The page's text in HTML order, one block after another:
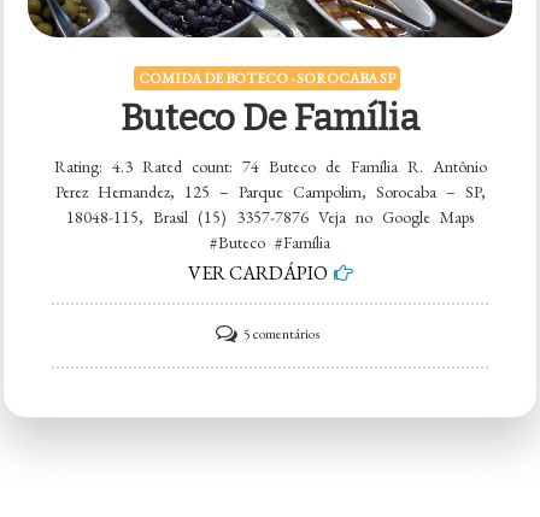
COMIDA DE BOTECO - SOROCABA SP
Buteco De Família
Rating: 4.3 Rated count: 74 Buteco de Família R. Antônio
Perez Hernandez, 125 – Parque Campolim, Sorocaba – SP,
18048-115, Brasil (15) 3357-7876 Veja no Google Maps
#Buteco #Família
VER CARDÁPIO
5 comentáriosem
Buteco